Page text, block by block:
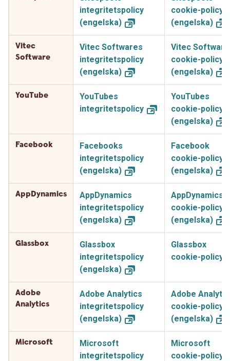
integritetspolicy
(engelska)
cookie-policy
(engelska)
Vitec
Software
Vitec Softwares
integritetspolicy
(engelska)
Vitec
cookie-policy
(engelska)
YouTube
YouTubes
integritetspolicy
YouTubes
cookie-policy
(engelska)
Facebook
Facebooks
integritetspolicy
(engelska)
Facebook
cookie-policy
(engelska)
AppDynamics
AppDynamics
integritetspolicy
(engelska)
AppDynamics
cookie-policy
(engelska)
Glassbox
Glassbox
integritetspolicy
(engelska)
Glassbox
cookie-policy
Adobe
Analytics
Adobe Analytics
integritetspolicy
(engelska)
Adobe
cookie-policy
(engelska)
Microsoft
Microsoft
integritetspolicy
Microsoft
cookie-policy